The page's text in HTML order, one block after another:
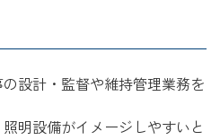
設計・監督や維持管理業務を
明設備がイメージしやすいと